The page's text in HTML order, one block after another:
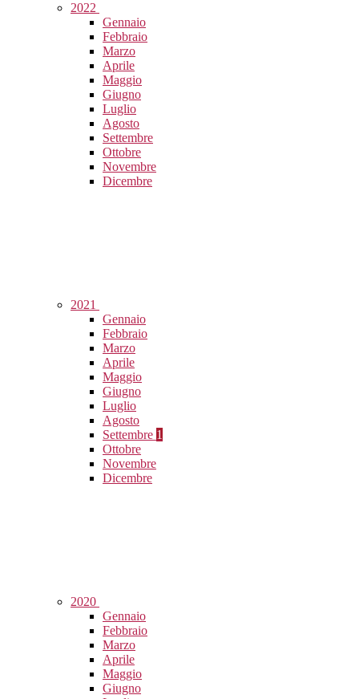
2022
Gennaio
Febbraio
Marzo
Aprile
Maggio
Giugno
Luglio
Agosto
Settembre
Ottobre
Novembre
Dicembre
2021
Gennaio
Febbraio
Marzo
Aprile
Maggio
Giugno
Luglio
Agosto
Settembre 1
Ottobre
Novembre
Dicembre
2020
Gennaio
Febbraio
Marzo
Aprile
Maggio
Giugno